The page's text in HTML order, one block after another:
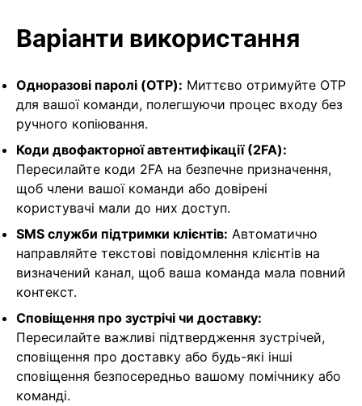
Варіанти використання
Одноразові паролі (OTP): Миттєво отримуйте OTP
для вашої команди, полегшуючи процес входу без
ручного копіювання.
Коди двофакторної автентифікації (2FA):
Пересилайте коди 2FA на безпечне призначення,
щоб члени вашої команди або довірені
користувачі мали до них доступ.
SMS служби підтримки клієнтів: Автоматично
направляйте текстові повідомлення клієнтів на
визначений канал, щоб ваша команда мала повний
контекст.
Сповіщення про зустрічі чи доставку:
Пересилайте важливі підтвердження зустрічей,
сповіщення про доставку або будь-які інші
сповіщення безпосередньо вашому помічнику або
команді.